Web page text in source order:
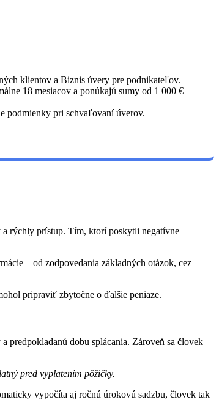
klientov a Biznis úvery pre podnikateľov.
18 mesiacov a ponúkajú sumy od 1 000 €
podmienky pri schvaľovaní úverov.
rýchly prístup. Tím, ktorí poskytli negatívne
– od zodpovedania základných otázok, cez
pripraviť zbytočne o ďalšie peniaze.
predpokladanú dobu splácania. Zároveň sa človek
pred vyplatením pôžičky.
vypočíta aj ročnú úrokovú sadzbu, človek tak